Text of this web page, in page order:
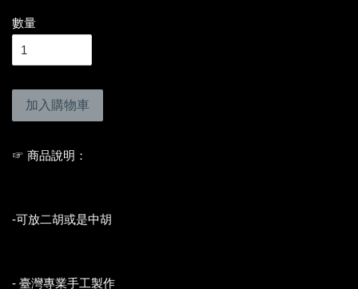
數量
加入購物車
☞ 商品說明：
-可放二胡或是中胡
- 臺灣專業手工製作